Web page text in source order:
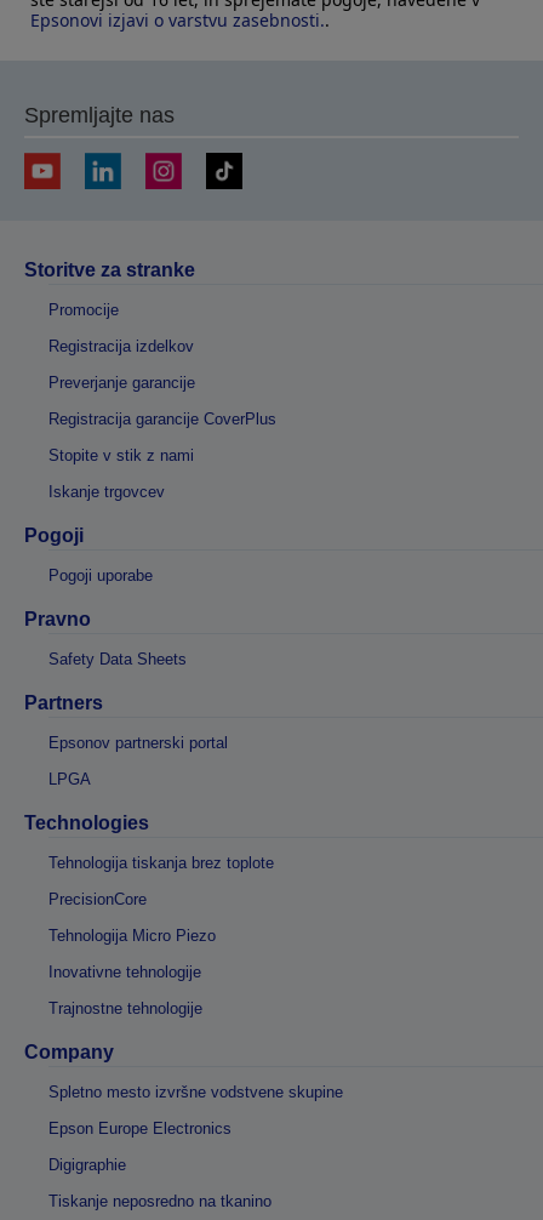
Epsonovi izjavi o varstvu zasebnosti..
Spremljajte nas
Storitve za stranke
Promocije
Registracija izdelkov
Preverjanje garancije
Registracija garancije CoverPlus
Stopite v stik z nami
Iskanje trgovcev
Pogoji
Pogoji uporabe
Pravno
Safety Data Sheets
Partners
Epsonov partnerski portal
LPGA
Technologies
Tehnologija tiskanja brez toplote
PrecisionCore
Tehnologija Micro Piezo
Inovativne tehnologije
Trajnostne tehnologije
Company
Spletno mesto izvršne vodstvene skupine
Epson Europe Electronics
Digigraphie
Tiskanje neposredno na tkanino